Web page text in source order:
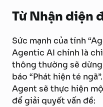
Từ Nhận diện
Sức mạnh của tính
Agentic AI chính là
thông thường sẽ
báo “Phát hiện té
Agent sẽ thực hiện
để giải quyết vấn đề: